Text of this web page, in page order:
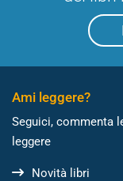
Ami leggere?
Seguici, commenta
leggere
Novità libri